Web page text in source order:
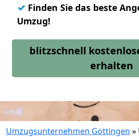
✓ Finden Sie das beste
Umzug!
blitzschnell
erhalten
Umzugsunternehmen Göttingen »